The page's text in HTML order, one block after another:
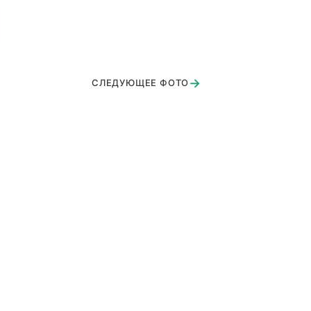
СЛЕДУЮЩЕЕ ФОТО→